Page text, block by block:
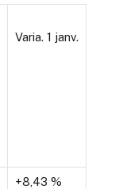
Varia. 1 janv.
+8,43 %